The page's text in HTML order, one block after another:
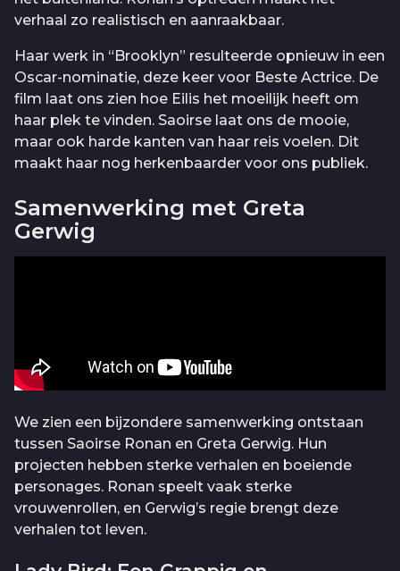
verhaal zo realistisch en aanraakbaar.
Haar werk in “Brooklyn” resulteerde opnieuw in een
Oscar-nominatie, deze keer voor Beste Actrice. De
film laat ons zien hoe Eilis het moeilijk heeft om
haar plek te vinden. Saoirse laat ons de mooie,
maar ook harde kanten van haar reis voelen. Dit
maakt haar nog herkenbaarder voor ons publiek.
Samenwerking met Greta
Gerwig
We zien een bijzondere samenwerking ontstaan
tussen Saoirse Ronan en Greta Gerwig. Hun
projecten hebben sterke verhalen en boeiende
personages. Ronan speelt vaak sterke
vrouwenrollen, en Gerwig’s regie brengt deze
verhalen tot leven.